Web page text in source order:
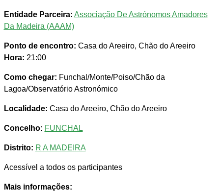
Entidade Parceira: Associação De Astrónomos Amadores
Da Madeira (AAAM)
Ponto de encontro: Casa do Areeiro, Chão do Areeiro
Hora: 21:00
Como chegar: Funchal/Monte/Poiso/Chão da
Lagoa/Observatório Astronómico
Localidade: Casa do Areeiro, Chão do Areeiro
Concelho: FUNCHAL
Distrito: R A MADEIRA
Acessível a todos os participantes
Mais informações: